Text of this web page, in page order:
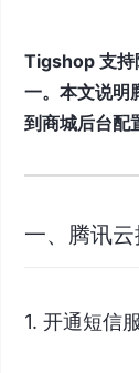
Tigshop 支持
一。本文说明
到商城后台配
一、腾讯
1. 开通短信